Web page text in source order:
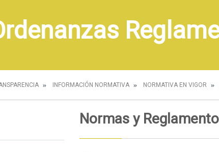
INFORMACIÓN NORMATIVA NORMATIVA EN VIGOR
Normas y